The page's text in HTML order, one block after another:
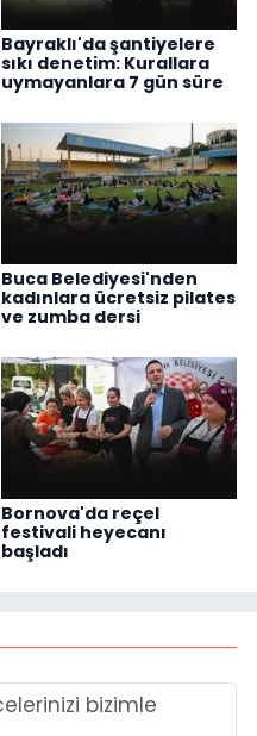
Bayraklı'da şantiyelere
sıkı denetim: Kurallara
uymayanlara 7 gün süre
Buca Belediyesi'nden
kadınlara ücretsiz pilates
ve zumba dersi
Bornova'da reçel
festivali heyecanı
başladı